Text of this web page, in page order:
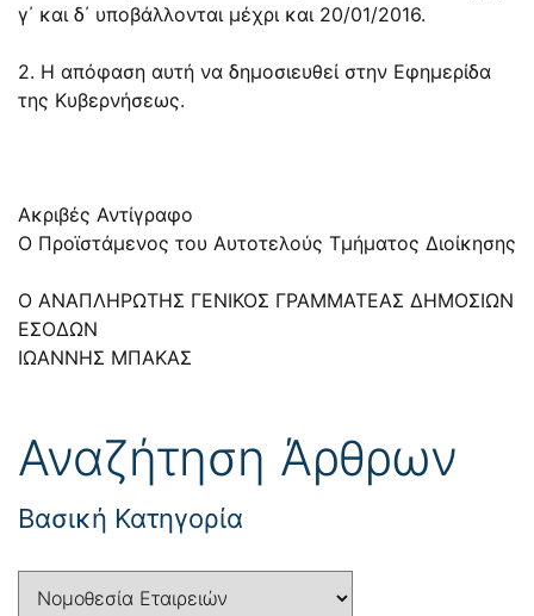
γ΄ και δ΄ υποβάλλονται μέχρι και 20/01/2016.
2. Η απόφαση αυτή να δημοσιευθεί στην Εφημερίδα
της Κυβερνήσεως.
Ακριβές Αντίγραφο
Ο Προϊστάμενος του Αυτοτελούς Τμήματος Διοίκησης
Ο ΑΝΑΠΛΗΡΩΤΗΣ ΓΕΝΙΚΟΣ ΓΡΑΜΜΑΤΕΑΣ ΔΗΜΟΣΙΩΝ
ΕΣΟΔΩΝ
ΙΩΑΝΝΗΣ ΜΠΑΚΑΣ
Αναζήτηση Άρθρων
Βασική Κατηγορία